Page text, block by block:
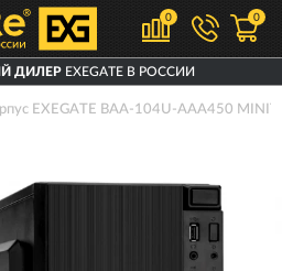
0 0
ДИЛЕРEXEGATE В РОССИИ
EXEGATE BAA-104U-AAA450